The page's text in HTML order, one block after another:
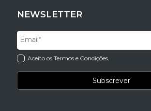
NEWSLETTER
Aceito os Termos e Condições.